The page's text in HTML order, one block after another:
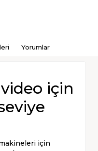
Yorumlar
için
için